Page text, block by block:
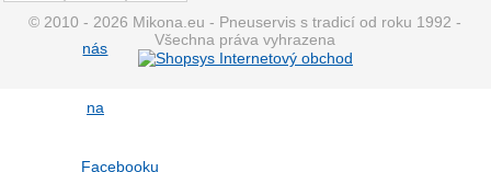
© 2010 - 2026 Mikona.eu - Pneuservis s tradicí od roku 1992 -
Všechna práva vyhrazena